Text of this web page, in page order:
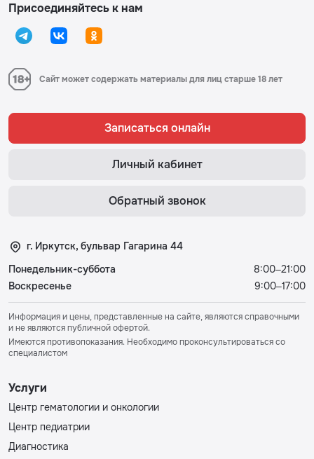
Присоединяйтесь к нам
Сайт может содержать материалы для лиц старше 18 лет
Записаться онлайн
Личный кабинет
Обратный звонок
г. Иркутск, бульвар Гагарина 44
Понедельник-суббота
8:00–21:00
Воскресенье
9:00–17:00
Информация и цены, представленные на сайте, являются справочными
и не являются публичной офертой.
Имеются противопоказания. Необходимо проконсультироваться со
специалистом
Услуги
Центр гематологии и онкологии
Центр педиатрии
Диагностика